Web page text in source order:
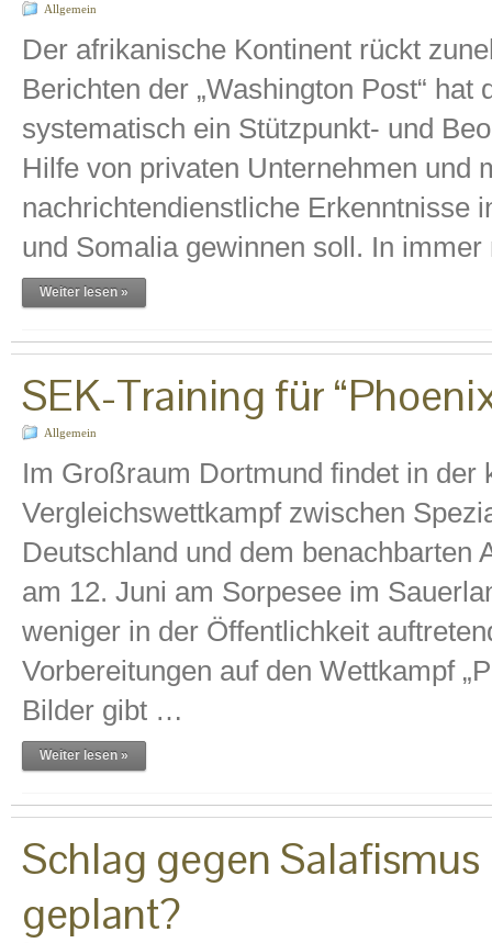
Allgemein
Der afrikanische Kontinent rückt
Berichten der „Washington Post“
systematisch ein Stützpunkt- und
Hilfe von privaten Unternehmen und
nachrichtendienstliche Erkenntnisse
und Somalia gewinnen soll. In
Weiter lesen »
SEK-Training für
Allgemein
Im Großraum Dortmund findet in der
Vergleichswettkampf zwischen
Deutschland und dem benachbarten
am 12. Juni am Sorpesee im
weniger in der Öffentlichkeit
Vorbereitungen auf den Wettkampf
Bilder gibt …
Weiter lesen »
Schlag gegen
geplant?